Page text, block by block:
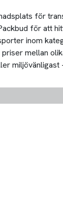
för
för att
inom
mellan
miljövänligast